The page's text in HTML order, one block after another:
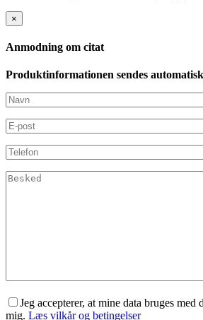
×
Anmodning om citat
Produktinformationen sendes
Jeg accepterer, at mine data bruges med
mig. Læs vilkår og betingelser